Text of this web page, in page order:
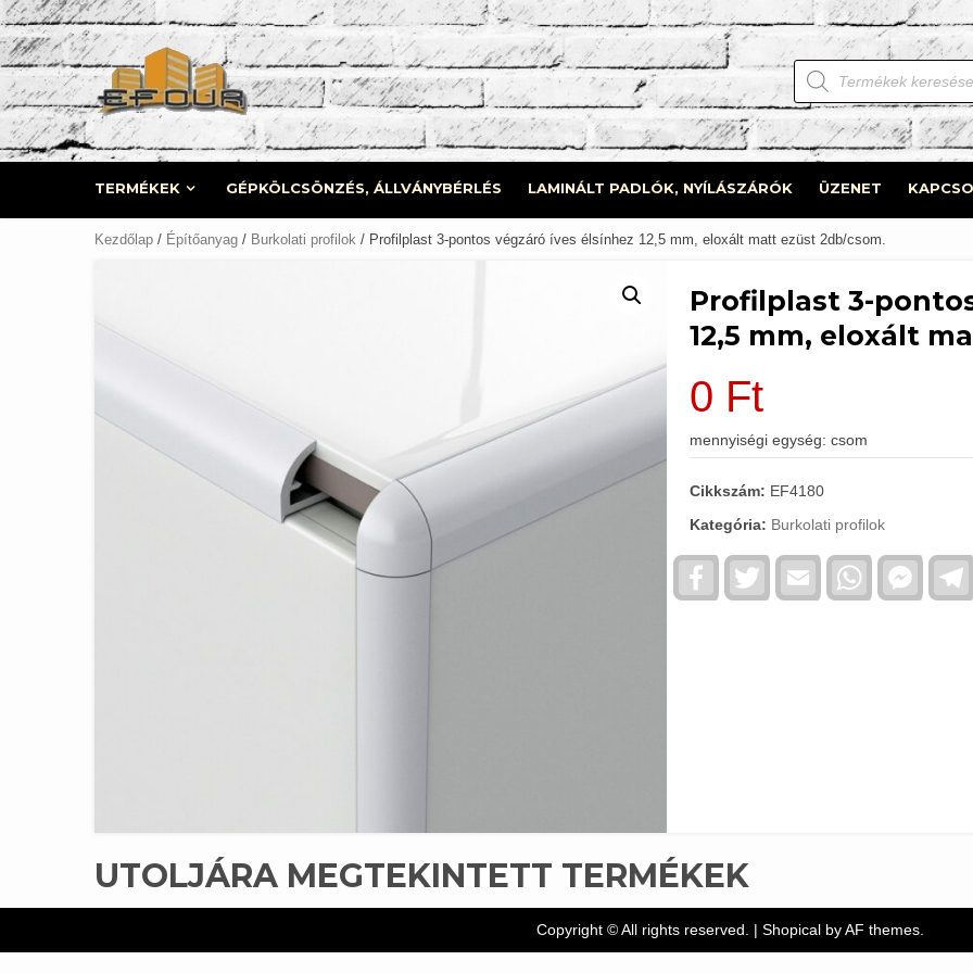
Skip
to
content
Products
search
TERMÉKEK GÉPKÖLCSÖNZÉS, ÁLLVÁNYBÉRLÉS LAMINÁLT PADLÓK, NYÍLÁSZÁRÓK ÜZENET
Kezdőlap / Építőanyag / Burkolati profilok / Profilplast 3-pontos végzáró íves élsínhez 12,5 mm, eloxált matt ezüst 2db/csom.
Profilplast 3-
12,5 mm, eloxált
0 Ft
mennyiségi egység: csom
Cikkszám: EF4180
Kategória: Burkolati profilok
FacebookTwitter Email WhatsApp
UTOLJÁRA MEGTEKINTETT TERMÉKEK
Copyright © All rights reserved. | Shopicalby AF themes.